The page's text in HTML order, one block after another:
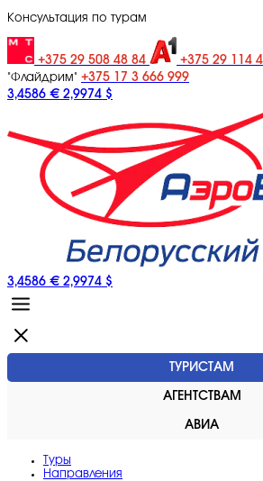
Консультация по турам
+375 29 508 48 84 +375 29 114
"Флайдрим" +375 17 3 666 999
3,4586 € 2,9974 $
3,4586 € 2,9974 $
ТУРИСТАМ
АГЕНТСТВАМ
АВИА
Туры
Направления